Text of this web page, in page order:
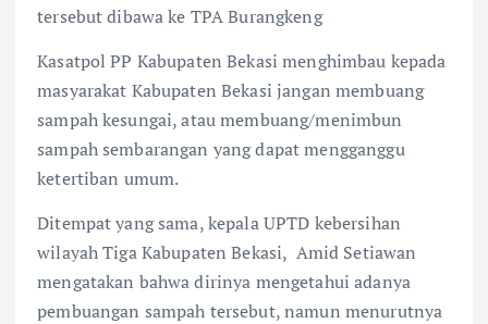
tersebut dibawa ke TPA Burangkeng
Kasatpol PP Kabupaten Bekasi menghimbau kepada
masyarakat Kabupaten Bekasi jangan membuang
sampah kesungai, atau membuang/menimbun
sampah sembarangan yang dapat mengganggu
ketertiban umum.
Ditempat yang sama, kepala UPTD kebersihan
wilayah Tiga Kabupaten Bekasi, Amid Setiawan
mengatakan bahwa dirinya mengetahui adanya
pembuangan sampah tersebut, namun menurutnya